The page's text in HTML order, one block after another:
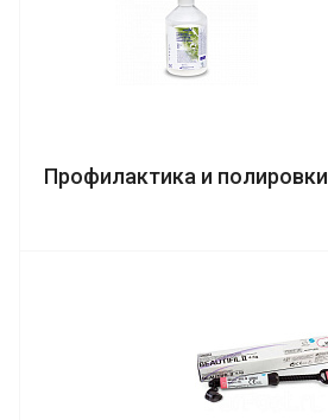
Профилактика и полировки